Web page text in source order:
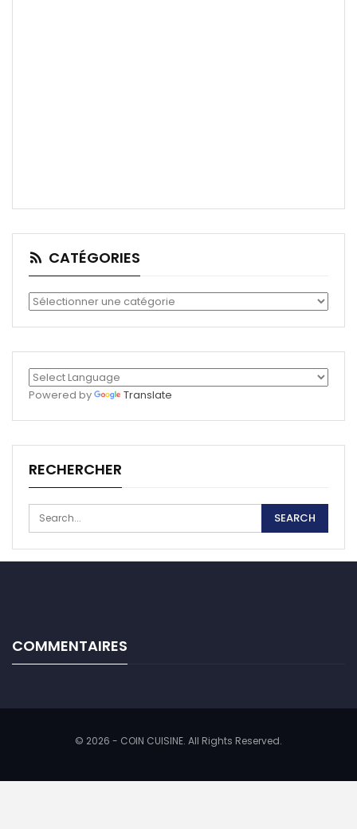
CATÉGORIES
Catégories
Powered by Translate
RECHERCHER
COMMENTAIRES
© 2026 - COIN CUISINE. All Rights Reserved.